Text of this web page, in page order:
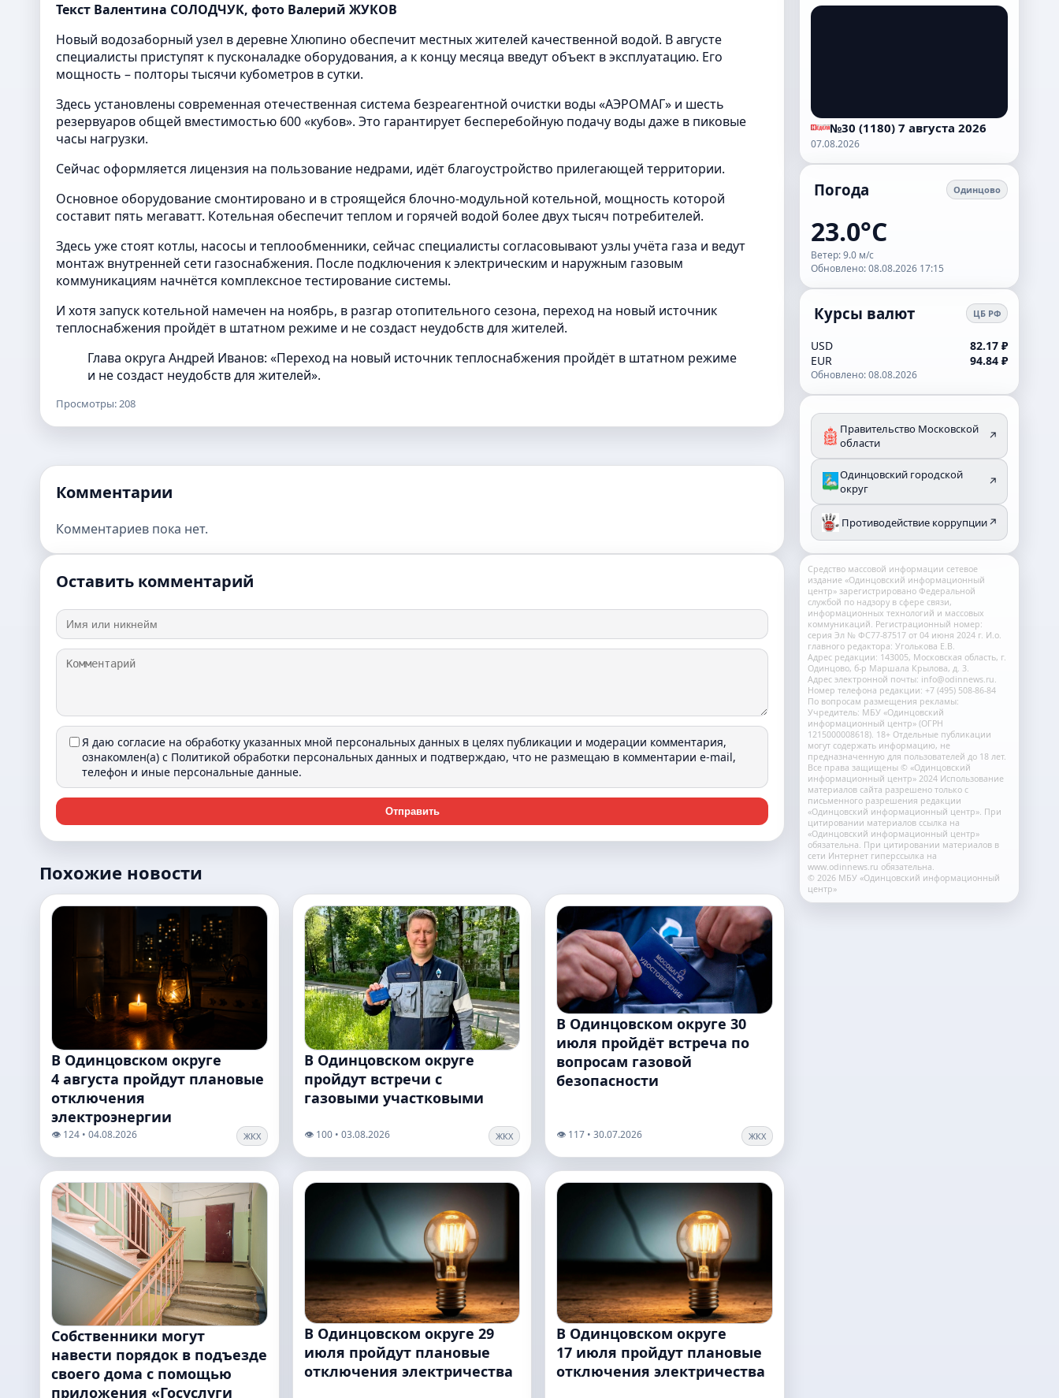
Текст Валентина СОЛОДЧУК, фото Валерий ЖУКОВ
Новый водозаборный узел в деревне Хлюпино обеспечит местных жителей качественной водой. В августе
специалисты приступят к пусконаладке оборудования, а к концу месяца введут объект в эксплуатацию. Его
мощность – полторы тысячи кубометров в сутки.
Здесь установлены современная отечественная система безреагентной очистки воды «АЭРОМАГ» и шесть
резервуаров общей вместимостью 600 «кубов». Это гарантирует бесперебойную подачу воды даже в пиковые
часы нагрузки.
Сейчас оформляется лицензия на пользование недрами, идёт благоустройство прилегающей территории.
Основное оборудование смонтировано и в строящейся блочно-модульной котельной, мощность которой
составит пять мегаватт. Котельная обеспечит теплом и горячей водой более двух тысяч потребителей.
Здесь уже стоят котлы, насосы и теплообменники, сейчас специалисты согласовывают узлы учёта газа и ведут
монтаж внутренней сети газоснабжения. После подключения к электрическим и наружным газовым
коммуникациям начнётся комплексное тестирование системы.
И хотя запуск котельной намечен на ноябрь, в разгар отопительного сезона, переход на новый источник
теплоснабжения пройдёт в штатном режиме и не создаст неудобств для жителей.
Глава округа Андрей Иванов: «Переход на новый источник теплоснабжения пройдёт в штатном режиме
и не создаст неудобств для жителей».
Просмотры: 208
Комментарии
Комментариев пока нет.
Оставить комментарий
Я даю согласие на обработку указанных мной персональных данных в целях публикации и модерации комментария,
ознакомлен(а) с Политикой обработки персональных данных и подтверждаю, что не размещаю в комментарии e-mail,
телефон и иные персональные данные.
Отправить
Похожие новости
В Одинцовском округе
4 августа пройдут плановые
отключения
электроэнергии
👁️ 124 • 04.08.2026 ЖКХ
В Одинцовском округе
пройдут встречи с
газовыми участковыми
👁️ 100 • 03.08.2026 ЖКХ
В Одинцовском округе 30
июля пройдёт встреча по
вопросам газовой
безопасности
👁️ 117 • 30.07.2026 ЖКХ
Собственники могут
навести порядок в подъезде
своего дома с помощью
приложения «Госуслуги
В Одинцовском округе 29
июля пройдут плановые
отключения электричества
В Одинцовском округе
17 июля пройдут плановые
отключения электричества
№30 (1180) 7 августа 2026
07.08.2026
Погода Одинцово
23.0°C
Ветер: 9.0 м/с
Обновлено: 08.08.2026 17:15
Курсы валют ЦБ РФ
USD
82.17 ₽
EUR
94.84 ₽
Обновлено: 08.08.2026
Правительство Московской
области
↗
Одинцовский городской
округ
↗
Противодействие коррупции↗
Средство массовой информации сетевое
издание «Одинцовский информационный
центр» зарегистрировано Федеральной
службой по надзору в сфере связи,
информационных технологий и массовых
коммуникаций. Регистрационный номер:
серия Эл № ФС77-87517 от 04 июня 2024 г. И.о.
главного редактора: Уголькова Е.В.
Адрес редакции: 143005, Московская область, г.
Одинцово, б-р Маршала Крылова, д. 3.
Адрес электронной почты: info@odinnews.ru.
Номер телефона редакции: +7 (495) 508-86-84
По вопросам размещения рекламы:
Учредитель: МБУ «Одинцовский
информационный центр» (ОГРН
1215000008618). 18+ Отдельные публикации
могут содержать информацию, не
предназначенную для пользователей до 18 лет.
Все права защищены © «Одинцовский
информационный центр» 2024 Использование
материалов сайта разрешено только с
письменного разрешения редакции
«Одинцовский информационный центр». При
цитировании материалов ссылка на
«Одинцовский информационный центр»
обязательна. При цитировании материалов в
сети Интернет гиперссылка на
www.odinnews.ru обязательна.
© 2026 МБУ «Одинцовский информационный
центр»